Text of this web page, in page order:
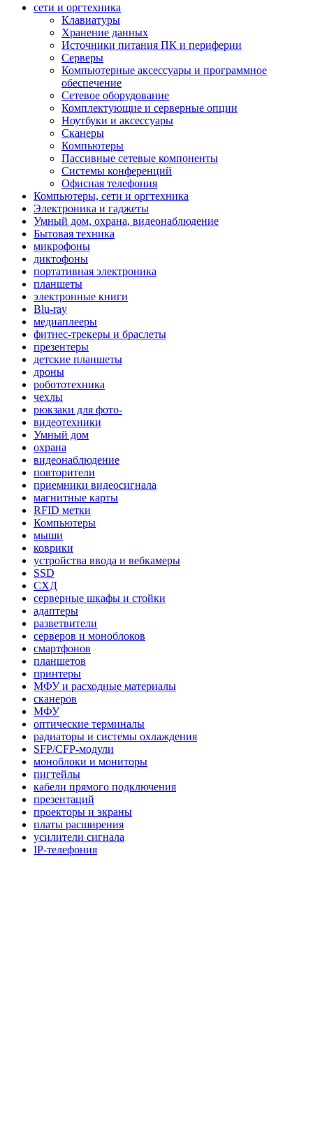
сети и оргтехника
Клавиатуры
Хранение данных
Источники питания ПК и периферии
Серверы
Компьютерные аксессуары и программное
обеспечение
Сетевое оборудование
Комплектующие и серверные опции
Ноутбуки и аксессуары
Сканеры
Компьютеры
Пассивные сетевые компоненты
Системы конференций
Офисная телефония
Компьютеры, сети и оргтехника
Электроника и гаджеты
Умный дом, охрана, видеонаблюдение
Бытовая техника
микрофоны
диктофоны
портативная электроника
планшеты
электронные книги
Blu-ray
медиаплееры
фитнес-трекеры и браслеты
презентеры
детские планшеты
дроны
робототехника
чехлы
рюкзаки для фото-
видеотехники
Умный дом
охрана
видеонаблюдение
повторители
приемники видеосигнала
магнитные карты
RFID метки
Компьютеры
мыши
коврики
устройства ввода и вебкамеры
SSD
СХД
серверные шкафы и стойки
адаптеры
разветвители
серверов и моноблоков
смартфонов
планшетов
принтеры
МФУ и расходные материалы
сканеров
МФУ
оптические терминалы
радиаторы и системы охлаждения
SFP/CFP-модули
моноблоки и мониторы
пигтейлы
кабели прямого подключения
презентаций
проекторы и экраны
платы расширения
усилители сигнала
IP-телефония